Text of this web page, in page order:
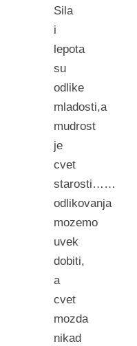
Sila
i
lepota
su
odlike
mladosti,a
mudrost
je
cvet
starosti……
odlikovanja
mozemo
uvek
dobiti,
a
cvet
mozda
nikad